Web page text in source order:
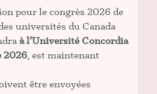
pour le congrès 2026 de
universités du Canada
à l’Université Concordia
2026 , est maintenant
être envoyées